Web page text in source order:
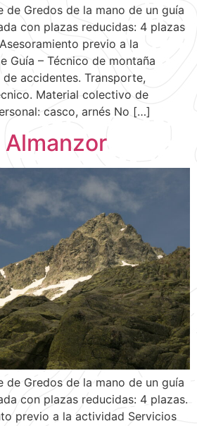
de Gredos de la mano de un guía
con plazas reducidas: 4 plazas
previo a la
Guía – Técnico de montaña
accidentes. Transporte,
Material colectivo de
casco, arnés No […]
de Gredos de la mano de un guía
con plazas reducidas: 4 plazas.
previo a la actividad Servicios